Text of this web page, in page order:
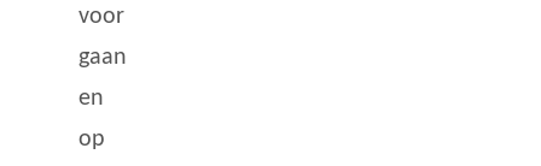
voor
gaan
en
op